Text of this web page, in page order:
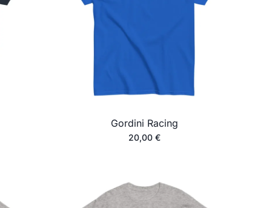
Gordini Racing
20,00 €